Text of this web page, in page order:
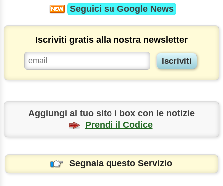
Seguici su Google News
Iscriviti gratis alla nostra newsletter
Aggiungi al tuo sito i box con le notizie
Prendi il Codice
Segnala questo Servizio